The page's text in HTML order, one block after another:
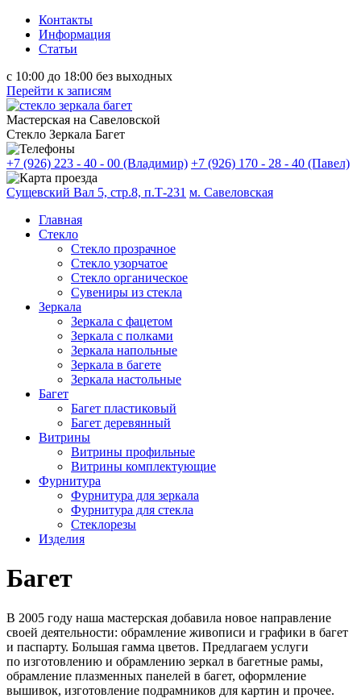
Контакты
Информация
Статьи
с 10:00 до 18:00 без выходных
Перейти к записям
Мастерская на Савеловской
Стекло Зеркала Багет
+7 (926) 223 - 40 - 00 (Владимир) +7 (926) 170 - 28 - 40 (Павел)
Сущевский Вал 5, стр.8, п.Т-231 м. Савеловская
Главная
Стекло
Стекло прозрачное
Стекло узорчатое
Стекло органическое
Сувениры из стекла
Зеркала
Зеркала с фацетом
Зеркала с полками
Зеркала напольные
Зеркала в багете
Зеркала настольные
Багет
Багет пластиковый
Багет деревянный
Витрины
Витрины профильные
Витрины комплектующие
Фурнитура
Фурнитура для зеркала
Фурнитура для стекла
Стеклорезы
Изделия
Багет
В 2005 году наша мастерская добавила новое направление
своей деятельности: обрамление живописи и графики в багет
и паспарту. Большая гамма цветов. Предлагаем услуги
по изготовлению и обрамлению зеркал в багетные рамы,
обрамление плазменных панелей в багет, оформление
вышивок, изготовление подрамников для картин и прочее.